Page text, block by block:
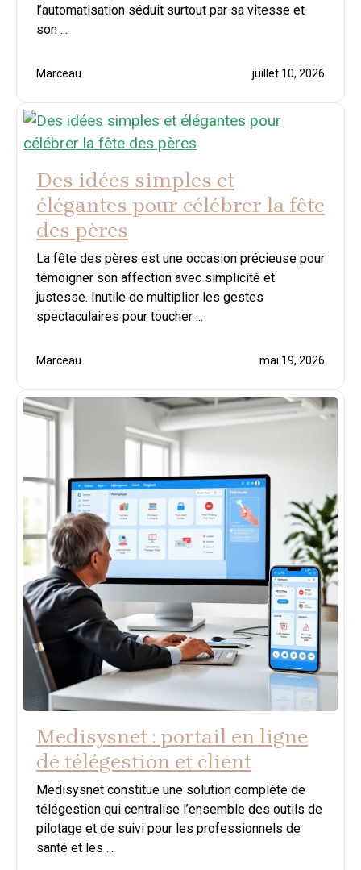
l’automatisation séduit surtout par sa vitesse et
son ...
Marceau juillet 10, 2026
Des idées simples et
élégantes pour célébrer la fête
des pères
La fête des pères est une occasion précieuse pour
témoigner son affection avec simplicité et
justesse. Inutile de multiplier les gestes
spectaculaires pour toucher ...
Marceau mai 19, 2026
Medisysnet : portail en ligne
de télégestion et client
Medisysnet constitue une solution complète de
télégestion qui centralise l’ensemble des outils de
pilotage et de suivi pour les professionnels de
santé et les ...